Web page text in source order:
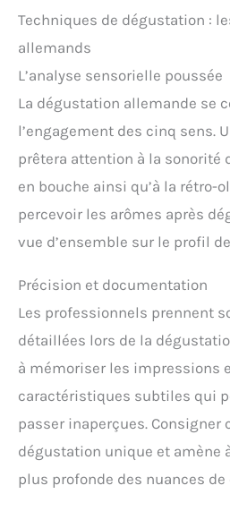
Techniques de dégustation :
allemands
L’analyse sensorielle poussée
La dégustation allemande se
l’engagement des cinq sens.
prêtera attention à la sonorité
en bouche ainsi qu’à la rétro-
percevoir les arômes après
vue d’ensemble sur le profil
Précision et documentation
Les professionnels prennent
détaillées lors de la
à mémoriser les impressions
caractéristiques subtiles qui
passer inaperçues. Consigner
dégustation unique et amène
plus profonde des nuances de